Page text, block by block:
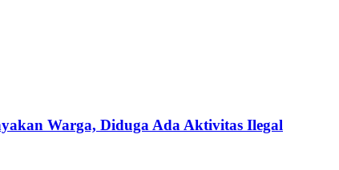
Warga, Diduga Ada Aktivitas Ilegal